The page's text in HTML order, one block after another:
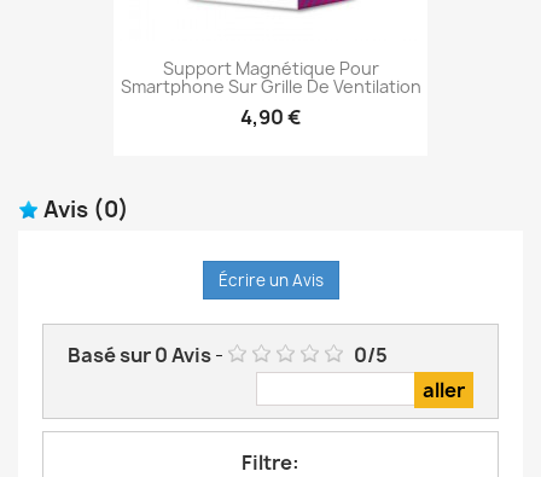
Support Magnétique Pour
Smartphone Sur Grille De Ventilation
4,90 €
Avis (0)
Écrire un Avis
Basé sur0Avis- 0/5
Filtre: